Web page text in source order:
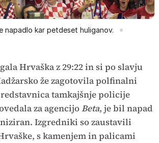
napadlo kar petdeset huliganov.
Hrvaška z 29:22 in si po slavju
že zagotovila polfinalni
tamkajšnje policije
za agencijoBeta, je bil napad
Izgredniki so zaustavili
s kamenjem in palicami